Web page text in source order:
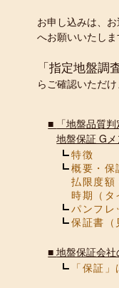
お申し込みは、
へお願いいたしま
「指定地盤調
らご確認いただけ
■ 「地盤品質
地盤保証 G
特徴
概要・保
払限度額
時期（タ
パンフレ
保証書（
■地盤保証会社
「保証